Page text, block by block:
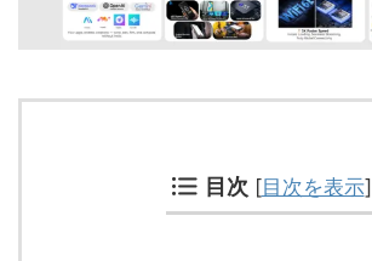
目次 [目次を表示]